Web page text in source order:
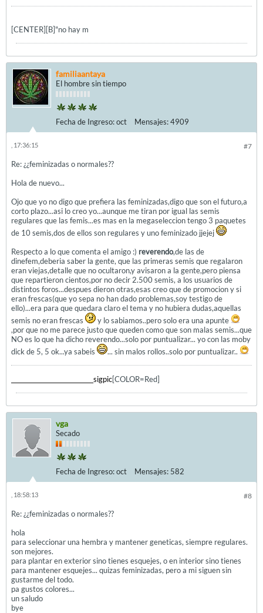
[CENTER][B]"no hay m
familiaantaya
El hombre sin tiempo
Fecha de Ingreso:oct Mensajes:4909
#7
, 17:36:15
Re: ¿¿feminizadas o normales??
Hola de nuevo...
Ojo que yo no digo que prefiera las feminizadas,digo que son el futuro,a
corto plazo...asi lo creo yo...aunque me tiran por igual las semis
regulares que las femis...es mas en la megaseleccion tengo 3 paquetes
de 10 semis,dos de ellos son regulares y uno feminizado jjejej
Respecto a lo que comenta el amigo :) reverendo,de las de
dinefem,deberia saber la gente, que las primeras semis que regalaron
eran viejas,detalle que no ocultaron,y avisaron a la gente,pero piensa
que repartieron cientos,por no decir 2.500 semis, a los usuarios de
distintos foros...despues dieron otras,esas creo que de promocion y si
eran frescas(que yo sepa no han dado problemas,soy testigo de
ello)...era para que quedara claro el tema y no hubiera dudas,aquellas
semis no eran frescas
y lo sabiamos..pero solo era una apunte
,por que no me parece justo que queden como que son malas semis...que
NO es lo que ha dicho reverendo...solo por puntualizar... yo con las moby
dick de 5, 5 ok...ya sabeis
... sin malos rollos..solo por puntualizar..
____________________________sigpic[COLOR=Red]
vga
Secado
Fecha de Ingreso:oct Mensajes: 582
#8
, 18:58:13
Re: ¿¿feminizadas o normales??
hola
para seleccionar una hembra y mantener geneticas, siempre regulares.
son mejores.
para plantar en exterior sino tienes esquejes, o en interior sino tienes
para mantener esquejes... quizas feminizadas, pero a mi siguen sin
gustarme del todo.
pa gustos colores...
un saludo
bye